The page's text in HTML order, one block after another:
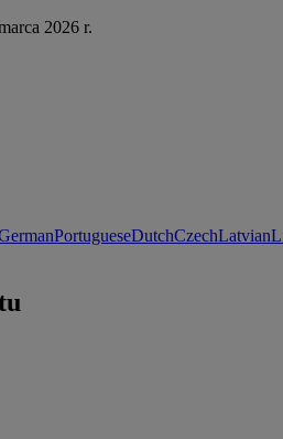
2026 r.
PortugueseDutchCzechLatvian